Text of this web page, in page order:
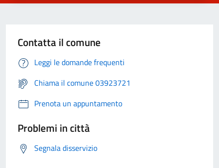
Contatta il comune
Leggi le domande frequenti
Chiama il comune 03923721
Prenota un appuntamento
Problemi in città
Segnala disservizio